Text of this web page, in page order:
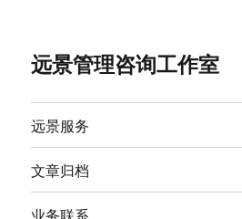
远景管理咨询工作室
远景服务
文章归档
业务联系